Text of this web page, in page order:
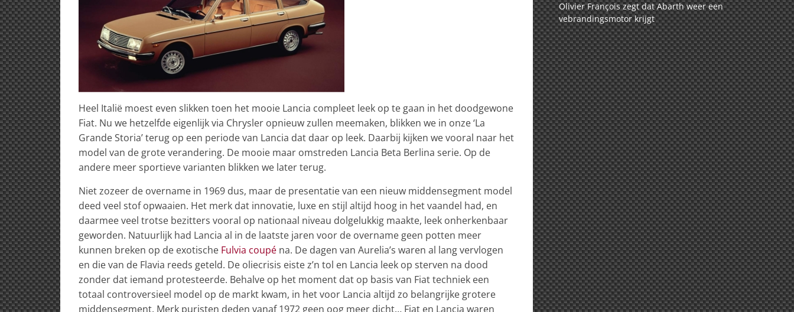
Heel Italië moest even slikken toen het mooie Lancia compleet leek op te gaan in het doodgewone
Fiat. Nu we hetzelfde eigenlijk via Chrysler opnieuw zullen meemaken, blikken we in onze ‘La
Grande Storia’ terug op een periode van Lancia dat daar op leek. Daarbij kijken we vooral naar het
model van de grote verandering. De mooie maar omstreden Lancia Beta Berlina serie. Op de
andere meer sportieve varianten blikken we later terug.
Niet zozeer de overname in 1969 dus, maar de presentatie van een nieuw middensegment model
deed veel stof opwaaien. Het merk dat innovatie, luxe en stijl altijd hoog in het vaandel had, en
daarmee veel trotse bezitters vooral op nationaal niveau dolgelukkig maakte, leek onherkenbaar
geworden. Natuurlijk had Lancia al in de laatste jaren voor de overname geen potten meer
kunnen breken op de exotische Fulvia coupé na. De dagen van Aurelia’s waren al lang vervlogen
en die van de Flavia reeds geteld. De oliecrisis eiste z’n tol en Lancia leek op sterven na dood
zonder dat iemand protesteerde. Behalve op het moment dat op basis van Fiat techniek een
totaal controversieel model op de markt kwam, in het voor Lancia altijd zo belangrijke grotere
middensegment. Merk puristen deden vanaf 1972 geen oog meer dicht… Fiat en Lancia waren
Olivier François zegt dat Abarth weer een
vebrandingsmotor krijgt